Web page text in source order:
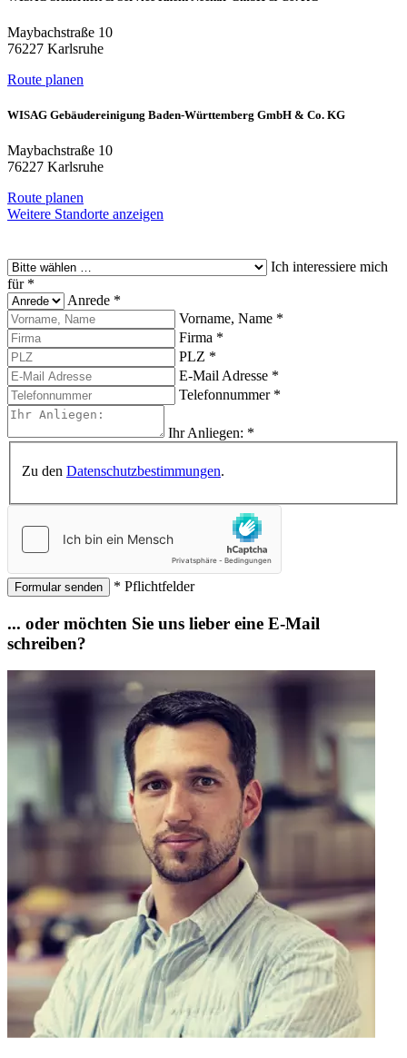
Maybachstraße 10
76227 Karlsruhe
Route planen
WISAG Gebäudereinigung Baden-Württemberg GmbH & Co. KG
Maybachstraße 10
76227 Karlsruhe
Route planen
Weitere Standorte anzeigen
Ich interessiere mich
für *
Anrede *
Vorname, Name *
Firma *
PLZ *
E-Mail Adresse *
Telefonnummer *
Ihr Anliegen: *
Zu den Datenschutzbestimmungen.
Formular senden * Pflichtfelder
... oder möchten Sie uns lieber eine E-Mail
schreiben?